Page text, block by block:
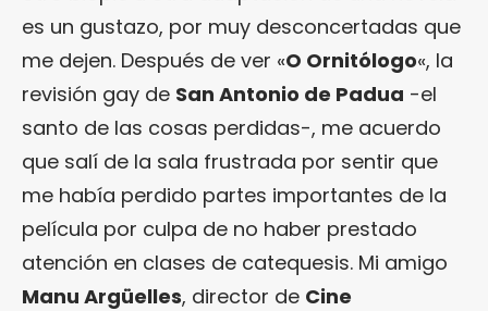
es un gustazo, por muy desconcertadas que
me dejen. Después de ver «O Ornitólogo«, la
revisión gay de San Antonio de Padua -el
santo de las cosas perdidas-, me acuerdo
que salí de la sala frustrada por sentir que
me había perdido partes importantes de la
película por culpa de no haber prestado
atención en clases de catequesis. Mi amigo
Manu Argüelles, director de Cine